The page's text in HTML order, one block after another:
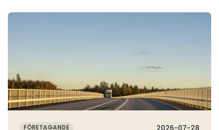
näringen har drivit under lång tid.Särskilt
fordonskombinationer tillåtas på svenska vägar.Det
ger åkeriföretagen större flexibilitet att välja den
fordonskombination som är bäst lämpad för
transportuppdraget. Att kunna transportera mer
FÖRETAGANDE 2026-07-28
Läs mer